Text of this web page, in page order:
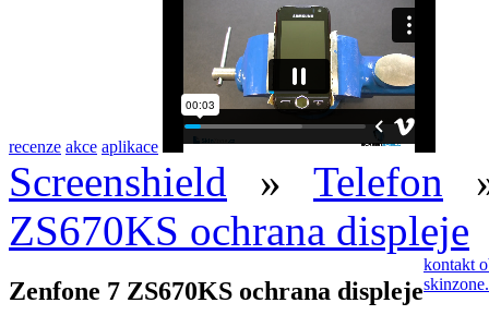
recenze akce aplikace
Screenshield » Telefon
ZS670KS ochrana displeje
Zenfone 7 ZS670KS ochrana displeje
kontakt